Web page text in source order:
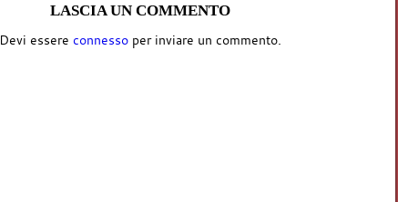
LASCIA UN COMMENTO
Devi essere connessoper inviare un commento.